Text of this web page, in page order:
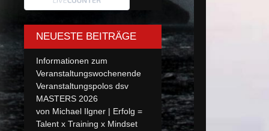
NEUESTE BEITRÄGE
Informationen zum
Veranstaltungswochenende
Veranstaltungspolos dsv
MASTERS 2026
von Michael Ilgner | Erfolg =
Talent x Training x Mindset